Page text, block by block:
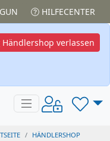
HILFECENTER
Händlershop verlassen
HÄNDLERSHOP